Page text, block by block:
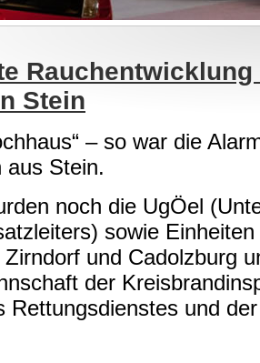
Stein
– so war die
aus Stein.
noch die UgÖel
sowie
und Cadolzburg
der
Rettungsdienstes und